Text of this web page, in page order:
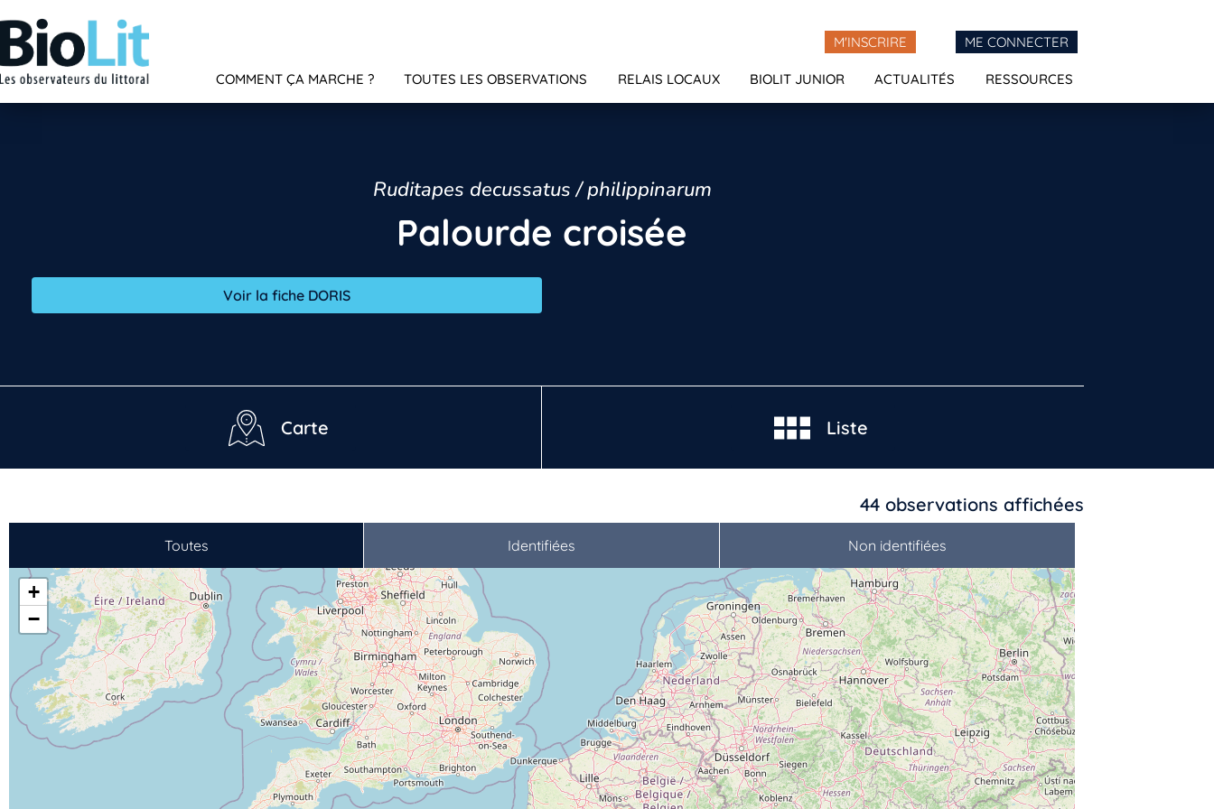
M'INSCRIRE ME CONNECTER
COMMENT ÇA MARCHE ? TOUTES LES OBSERVATIONS RELAIS LOCAUX BIOLIT JUNIOR ACTUALITÉS RESSOURCES
Ruditapes decussatus / philippinarum
Palourde croisée
Voir la fiche DORIS
Carte Liste
44 observations affichées
Toutes Identifiées Non identifiées
+
−